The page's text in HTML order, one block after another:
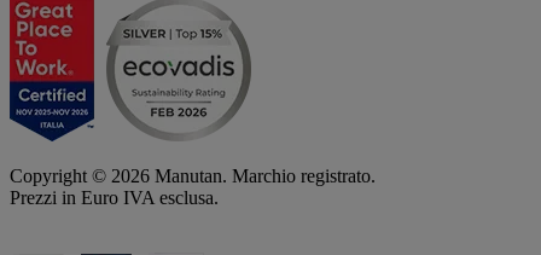
Copyright © 2026 Manutan. Marchio registrato.
Prezzi in Euro IVA esclusa.